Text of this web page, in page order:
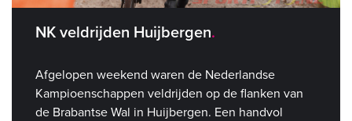
NK veldrijden Huijbergen
Afgelopen weekend waren de Nederlandse
Kampioenschappen veldrijden op de flanken van
de Brabantse Wal in Huijbergen. Een handvol